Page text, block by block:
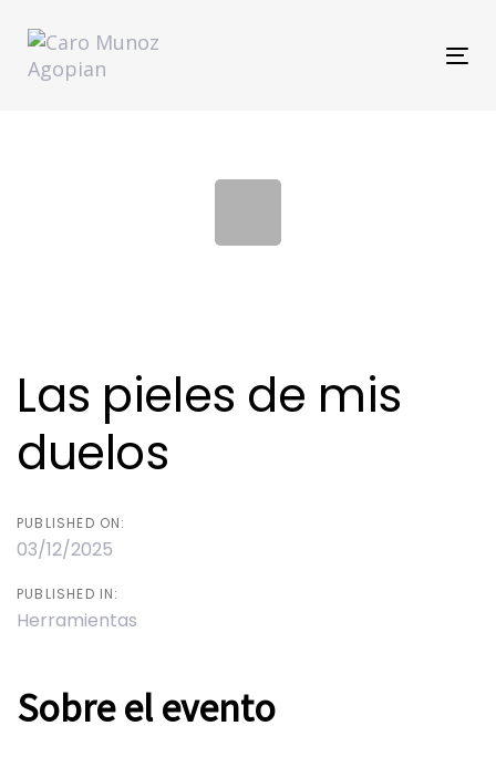
links
primary
Las pieles de mis
duelos
PUBLISHED ON:
03/12/2025
PUBLISHED IN:
Herramientas
Sobre el evento